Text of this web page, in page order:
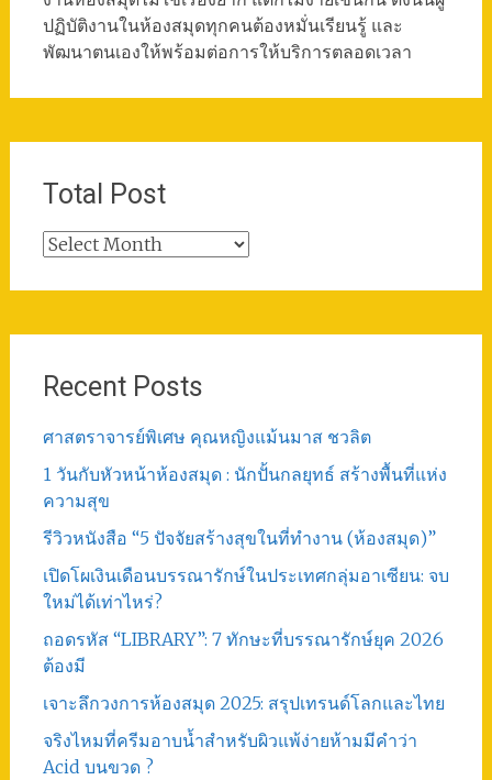
ปฏิบัติงานในห้องสมุดทุกคนต้องหมั่นเรียนรู้ และ
พัฒนาตนเองให้พร้อมต่อการให้บริการตลอดเวลา
Total Post
Total
Recent Posts
ศาสตราจารย์พิเศษ คุณหญิงแม้นมาส ชวลิต
1 วันกับหัวหน้าห้องสมุด : นักปั้นกลยุทธ์ สร้างพื้นที่แห่ง
ความสุข
รีวิวหนังสือ “5 ปัจจัยสร้างสุขในที่ทำงาน (ห้องสมุด)”
เปิดโผเงินเดือนบรรณารักษ์ในประเทศกลุ่มอาเซียน: จบ
ใหม่ได้เท่าไหร่?
ถอดรหัส “LIBRARY”: 7 ทักษะที่บรรณารักษ์ยุค 2026
ต้องมี
เจาะลึกวงการห้องสมุด 2025: สรุปเทรนด์โลกและไทย
จริงไหมที่ครีมอาบน้ำสำหรับผิวแพ้ง่ายห้ามมีคำว่า
Acid บนขวด ?